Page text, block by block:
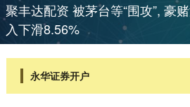
聚丰达配资 被茅台等“围攻”, 豪
入下滑8.56%
永华证券开户